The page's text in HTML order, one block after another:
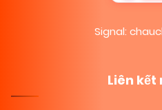
Signal:
Liên kết